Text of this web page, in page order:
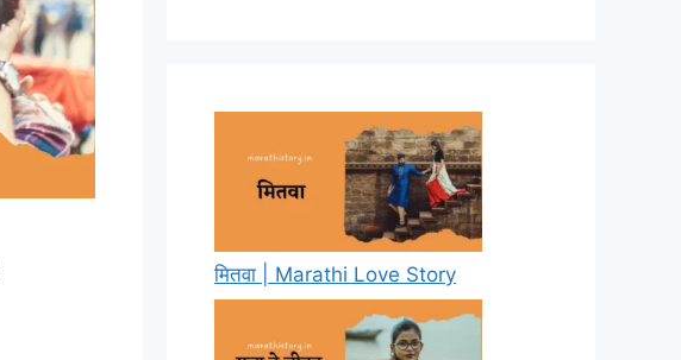
मितवा | Marathi Love Story